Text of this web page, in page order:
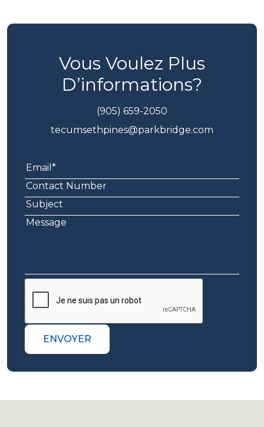
Vous Voulez Plus
D’informations?
(905) 659-2050
tecumsethpines@parkbridge.com
ENVOYER